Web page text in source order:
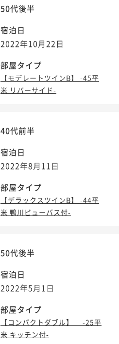
50代後半
宿泊日
2022年10月22日
部屋タイプ
【モデレートツインB】 -45平
米 リバーサイド-
40代前半
宿泊日
2022年8月11日
部屋タイプ
【デラックスツインB】 -44平
米 鴨川ビューバス付-
50代後半
宿泊日
2022年5月1日
部屋タイプ
【コンパクトダブル】 -25平
米 キッチン付-